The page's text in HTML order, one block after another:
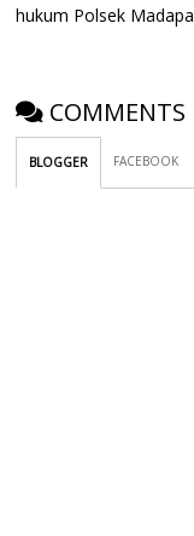
hukum Polsek
COMMENTS
BLOGGER FACEBOOK